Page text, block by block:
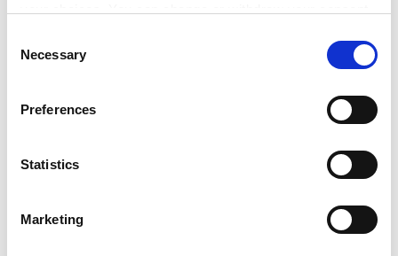
the Privacy trigger icon.
Collect information about your geographical location
Identify your device by actively scanning it for
Find out more about how your personal data is processed
and set your preferences in the
Selection
Necessary
Preferences
Statistics
Marketing
inkomende configuratie, uitgaande configuratie,
gegevensstromen.